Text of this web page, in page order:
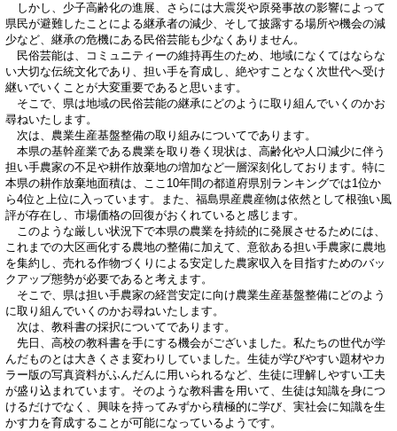
しかし、少子高齢化の進展、さらには大震災や原発事故の影響によって
県民が避難したことによる継承者の減少、そして披露する場所や機会の減
少など、継承の危機にある民俗芸能も少なくありません。
民俗芸能は、コミュニティーの維持再生のため、地域になくてはならな
い大切な伝統文化であり、担い手を育成し、絶やすことなく次世代へ受け
継いでいくことが大変重要であると思います。
そこで、県は地域の民俗芸能の継承にどのように取り組んでいくのかお
尋ねいたします。
次は、農業生産基盤整備の取り組みについてであります。
本県の基幹産業である農業を取り巻く現状は、高齢化や人口減少に伴う
担い手農家の不足や耕作放棄地の増加など一層深刻化しております。特に
本県の耕作放棄地面積は、ここ10年間の都道府県別ランキングでは1位か
ら4位と上位に入っています。また、福島県産農産物は依然として根強い風
評が存在し、市場価格の回復がおくれていると感じます。
このような厳しい状況下で本県の農業を持続的に発展させるためには、
これまでの大区画化する農地の整備に加えて、意欲ある担い手農家に農地
を集約し、売れる作物づくりによる安定した農家収入を目指すためのバッ
クアップ態勢が必要であると考えます。
そこで、県は担い手農家の経営安定に向け農業生産基盤整備にどのよう
に取り組んでいくのかお尋ねいたします。
次は、教科書の採択についてであります。
先日、高校の教科書を手にする機会がございました。私たちの世代が学
んだものとは大きくさま変わりしていました。生徒が学びやすい題材やカ
ラー版の写真資料がふんだんに用いられるなど、生徒に理解しやすい工夫
が盛り込まれています。そのような教科書を用いて、生徒は知識を身につ
けるだけでなく、興味を持ってみずから積極的に学び、実社会に知識を生
かす力を育成することが可能になっているようです。